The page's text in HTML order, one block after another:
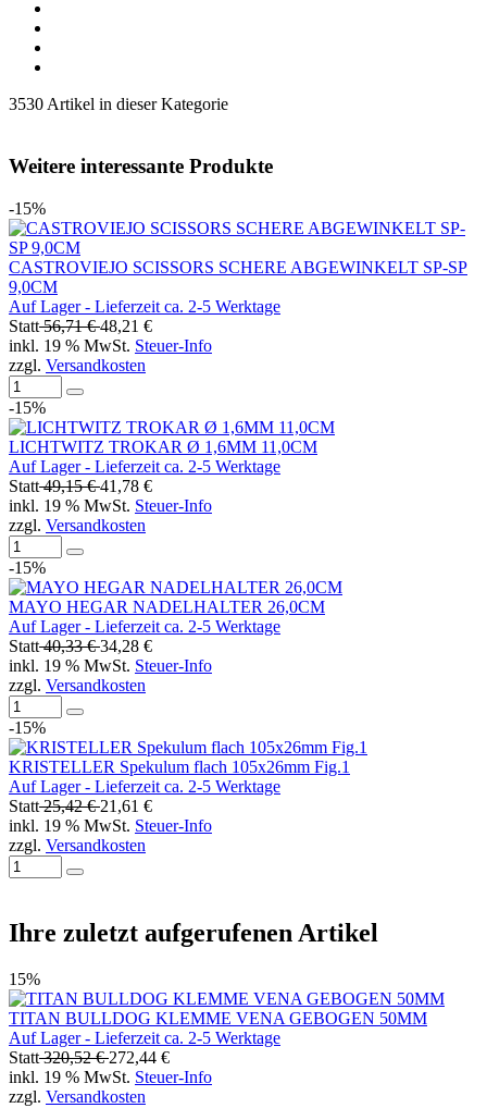
3530 Artikel in dieser Kategorie
Weitere interessante Produkte
-15%
CASTROVIEJO SCISSORS SCHERE ABGEWINKELT SP-SP
9,0CM
Auf Lager - Lieferzeit ca. 2-5 Werktage
Statt56,71 €48,21 €
inkl. 19 % MwSt. Steuer-Info
zzgl. Versandkosten
-15%
LICHTWITZ TROKAR Ø 1,6MM 11,0CM
Auf Lager - Lieferzeit ca. 2-5 Werktage
Statt49,15 €41,78 €
inkl. 19 % MwSt. Steuer-Info
zzgl. Versandkosten
-15%
MAYO HEGAR NADELHALTER 26,0CM
Auf Lager - Lieferzeit ca. 2-5 Werktage
Statt40,33 €34,28 €
inkl. 19 % MwSt. Steuer-Info
zzgl. Versandkosten
-15%
KRISTELLER Spekulum flach 105x26mm Fig.1
Auf Lager - Lieferzeit ca. 2-5 Werktage
Statt25,42 €21,61 €
inkl. 19 % MwSt. Steuer-Info
zzgl. Versandkosten
Ihre zuletzt aufgerufenen Artikel
15%
TITAN BULLDOG KLEMME VENA GEBOGEN 50MM
Auf Lager - Lieferzeit ca. 2-5 Werktage
Statt320,52 €272,44 €
inkl. 19 % MwSt. Steuer-Info
zzgl. Versandkosten